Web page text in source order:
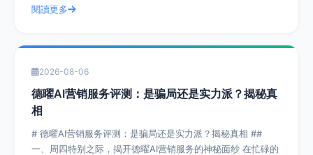
閱讀更多
2026-08-06
德曜AI营销服务评测：是骗局还是实力派？揭秘真
相
# 德曜AI营销服务评测：是骗局还是实力派？揭秘真相 ##
一、周四特别之际，揭开德曜AI营销服务的神秘面纱 在忙碌的